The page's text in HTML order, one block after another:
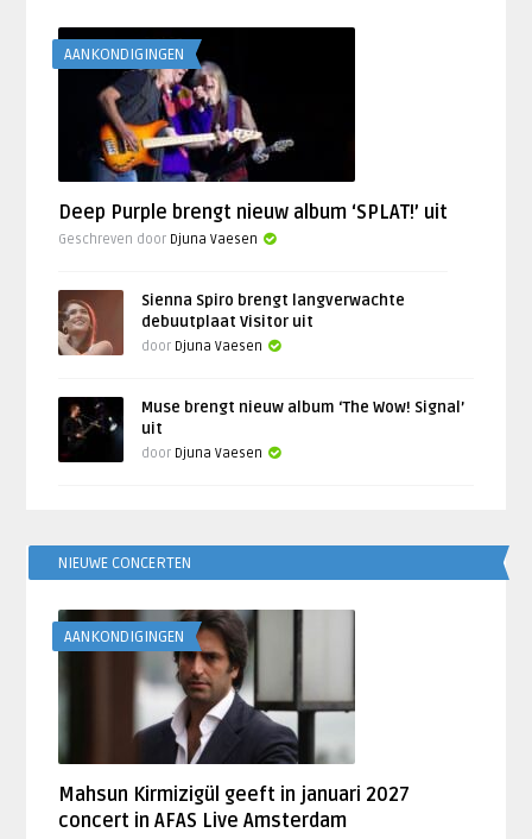
AANKONDIGINGEN
Deep Purple brengt nieuw album ‘SPLAT!’ uit
Geschreven door Djuna Vaesen
Sienna Spiro brengt langverwachte
debuutplaat Visitor uit
door Djuna Vaesen
Muse brengt nieuw album ‘The Wow! Signal’
uit
door Djuna Vaesen
NIEUWE CONCERTEN
AANKONDIGINGEN
Mahsun Kirmizigül geeft in januari 2027
concert in AFAS Live Amsterdam